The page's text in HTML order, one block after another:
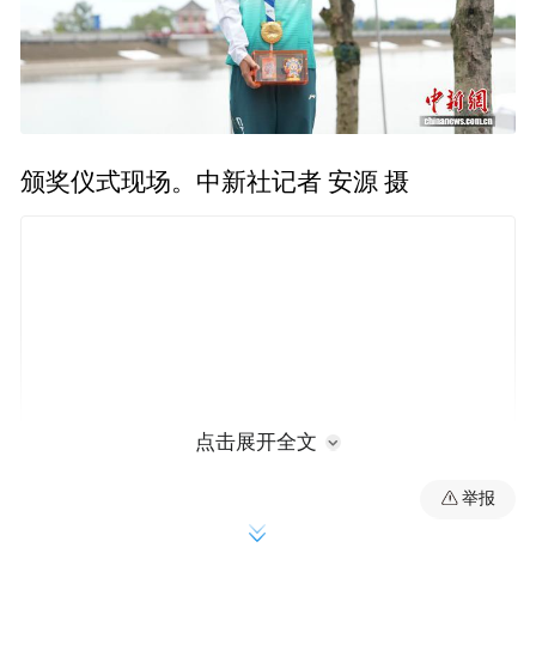
颁奖仪式现场。中新社记者 安源 摄
在此前举行的开幕式上，徐露担任主火炬点
点击展开全文
举报